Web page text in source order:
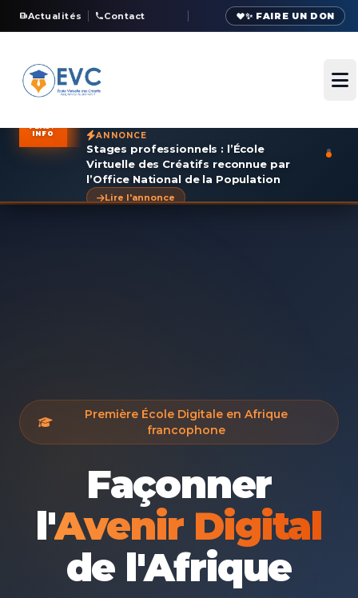
Actualités Contact ✨ FAIRE UN DON
FLASH
INFO
ANNONCE
Stages professionnels : l’École
Virtuelle des Créatifs reconnue par
l’Office National de la Population
Lire l'annonce
Première École Digitale en Afrique
francophone
Façonner
l'Avenir Digital
de l'Afrique